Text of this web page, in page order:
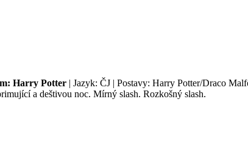
Harry Potter | Jazyk: ČJ | Postavy: Harry Potter/Draco
a deštivou noc. Mírný slash. Rozkošný slash.